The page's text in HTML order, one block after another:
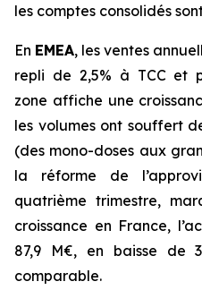
les comptes consolidés
En EMEA, les ventes
repli de 2,5% à TCC et
zone affiche une
les volumes ont souffert
(des mono-doses aux
la réforme de
quatrième trimestre,
croissance en France,
87,9 M€, en baisse de
comparable.